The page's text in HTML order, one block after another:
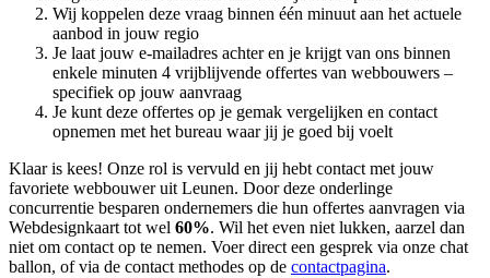
Wij koppelen deze vraag binnen één minuut aan het actuele
aanbod in jouw regio
Je laat jouw e-mailadres achter en je krijgt van ons binnen
enkele minuten 4 vrijblijvende offertes van webbouwers –
specifiek op jouw aanvraag
Je kunt deze offertes op je gemak vergelijken en contact
opnemen met het bureau waar jij je goed bij voelt
Klaar is kees! Onze rol is vervuld en jij hebt contact met jouw
favoriete webbouwer uit Leunen. Door deze onderlinge
concurrentie besparen ondernemers die hun offertes aanvragen via
Webdesignkaart tot wel 60%. Wil het even niet lukken, aarzel dan
niet om contact op te nemen. Voer direct een gesprek via onze chat
ballon, of via de contact methodes op de contactpagina.